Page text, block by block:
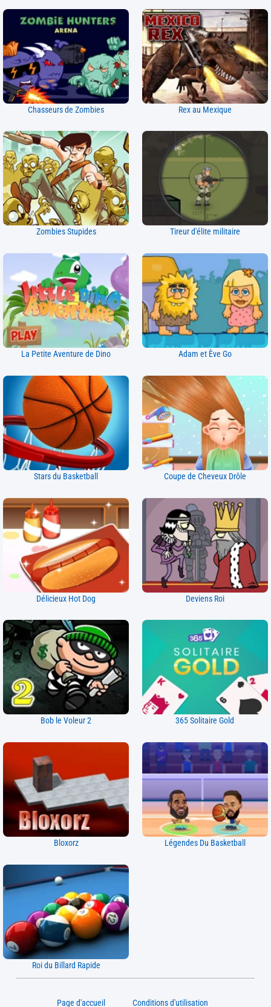
Chasseurs de Zombies Rex au Mexique
Zombies Stupides Tireur d'élite militaire
La Petite Aventure de Dino Adam et Ève Go
Stars du Basketball Coupe de Cheveux Drôle
Délicieux Hot Dog Deviens Roi
Bob le Voleur 2 365 Solitaire Gold
Bloxorz Légendes Du Basketball
Roi du Billard Rapide
Page d'accueil Conditions d'utilisation